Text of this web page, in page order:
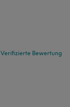
Verifizierte Bewertung